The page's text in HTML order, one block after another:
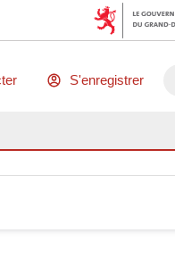
S'enregistrer